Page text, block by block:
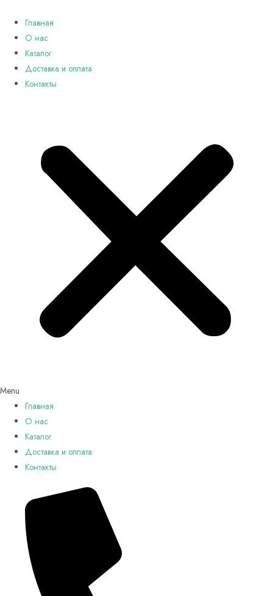
содержимому
Главная
О нас
Каталог
Доставка и оплата
Контакты
Menu
Главная
О нас
Каталог
Доставка и оплата
Контакты